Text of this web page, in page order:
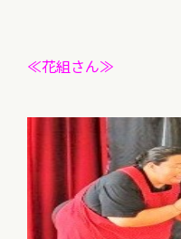
≪花組さん≫